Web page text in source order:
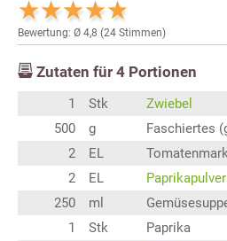
Bewertung: Ø 4,8 (24 Stimmen)
Zutaten für 4 Portionen
1 Stk
Zwiebel
500
g
Faschiertes
2
EL
2
EL
Paprikapulver
250
ml
1
Stk
Paprika